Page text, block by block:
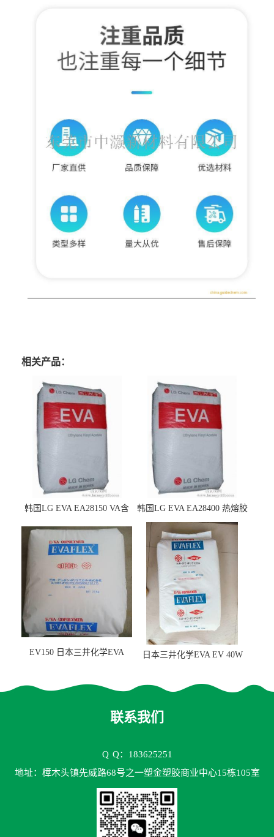
相关产品：
韩国LG EVA EA28150 VA含
韩国LG EVA EA28400 热熔胶
级 VA含量28 熔指400
EV150 日本三井化学EVA
日本三井化学EVA EV 40W
联系我们
Q Q：183625251
地址：樟木头镇先威路68号之一塑金塑胶商业中心15栋105室